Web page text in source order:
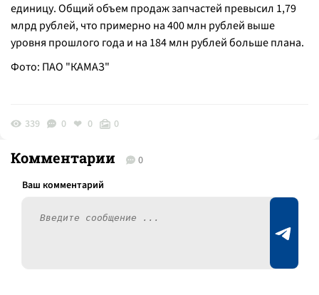
единицу. Общий объем продаж запчастей превысил 1,79
млрд рублей, что примерно на 400 млн рублей выше
уровня прошлого года и на 184 млн рублей больше плана.
Фото: ПАО "КАМАЗ"
339 0 0 0
Комментарии 0